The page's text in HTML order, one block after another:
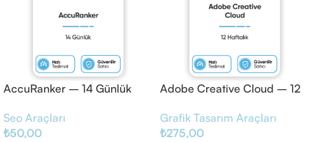
AccuRanker – 14 Günlük
Seo Araçları
₺50,00
Adobe Creative Cloud – 12
Grafik Tasarım Araçları
₺275,00